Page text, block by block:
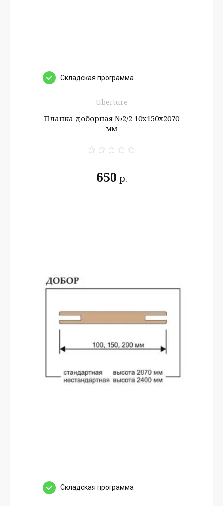
Cкладская программа
Uberture
Планка доборная №2/2 10х150х2070
мм
650 р.
Cкладская программа